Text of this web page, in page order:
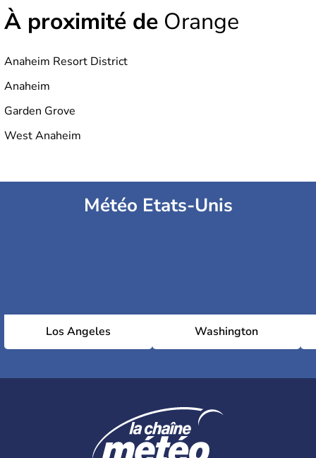
À proximité de Orange
Anaheim Resort District
Anaheim
Garden Grove
West Anaheim
Météo Etats-Unis
Los Angeles Washington